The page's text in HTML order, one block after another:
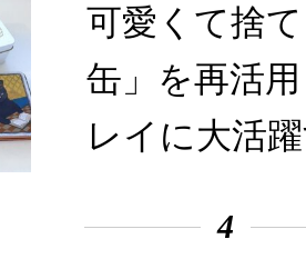
可愛くて捨
缶」を再活
レイに大活
4